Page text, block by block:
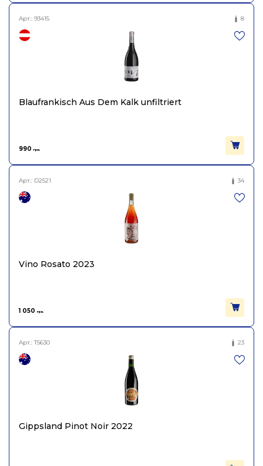
Арт.: 93415 8
Blaufrankisch Aus Dem Kalk unfiltriert
990 грн.
Арт.: D2521 34
Vino Rosato 2023
1 050 грн.
Арт.:T5630 23
Gippsland Pinot Noir 2022